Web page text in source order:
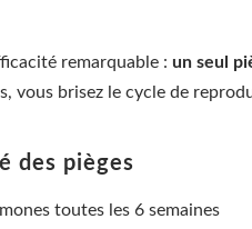
remarquable : un seul
vous brisez le cycle de
des pièges
toutes les 6 semaines